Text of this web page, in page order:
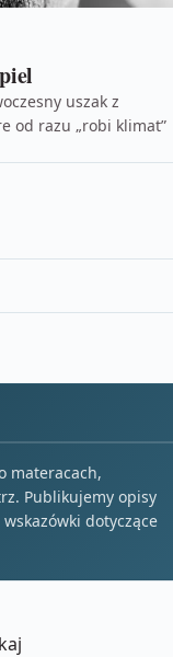
uszak z
od razu „robi klimat”
materacach,
Publikujemy opisy
dotyczące